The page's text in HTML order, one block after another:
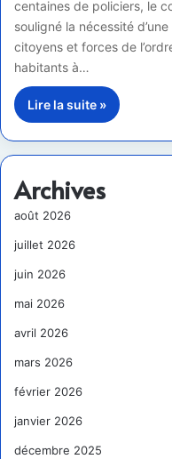
centaines de policiers, le
souligné la nécessité
citoyens et forces de
habitants à…
Lire la suite »
Archives
août 2026
juillet 2026
juin 2026
mai 2026
avril 2026
mars 2026
février 2026
janvier 2026
décembre 2025